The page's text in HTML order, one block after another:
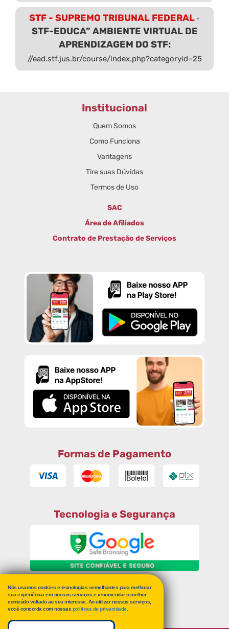
Nós usamos cookies e tecnologias semelhantes para melhorar
sua experiência em nossos serviços e recomendar o melhor
conteúdo voltado ao seu interesse. Ao utilizar nossos serviços,
você concorda com nossas políticas de privacidade.
STF - SUPREMO TRIBUNAL FEDERAL -
STF-EDUCA” AMBIENTE VIRTUAL DE
APRENDIZAGEM DO STF:
//ead.stf.jus.br/course/index.php?categoryid=25
Institucional
Quem Somos
Como Funciona
Vantagens
Tire suas Dúvidas
Termos de Uso
SAC
Área de Afiliados
Contrato de Prestação de Serviços
Formas de Pagamento
Tecnologia e Segurança
RECLAME AQUI